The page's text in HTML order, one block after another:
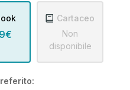
Cartaceo
Non
disponibile